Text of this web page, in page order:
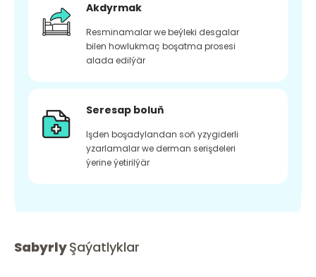
Akdyrmak
Resminamalar we beýleki desgalar
bilen howlukmaç boşatma prosesi
alada edilýär
Seresap boluň
Işden boşadylandan soň yzygiderli
yzarlamalar we derman serişdeleri
ýerine ýetirilýär
SabyrlyŞaýatlyklar